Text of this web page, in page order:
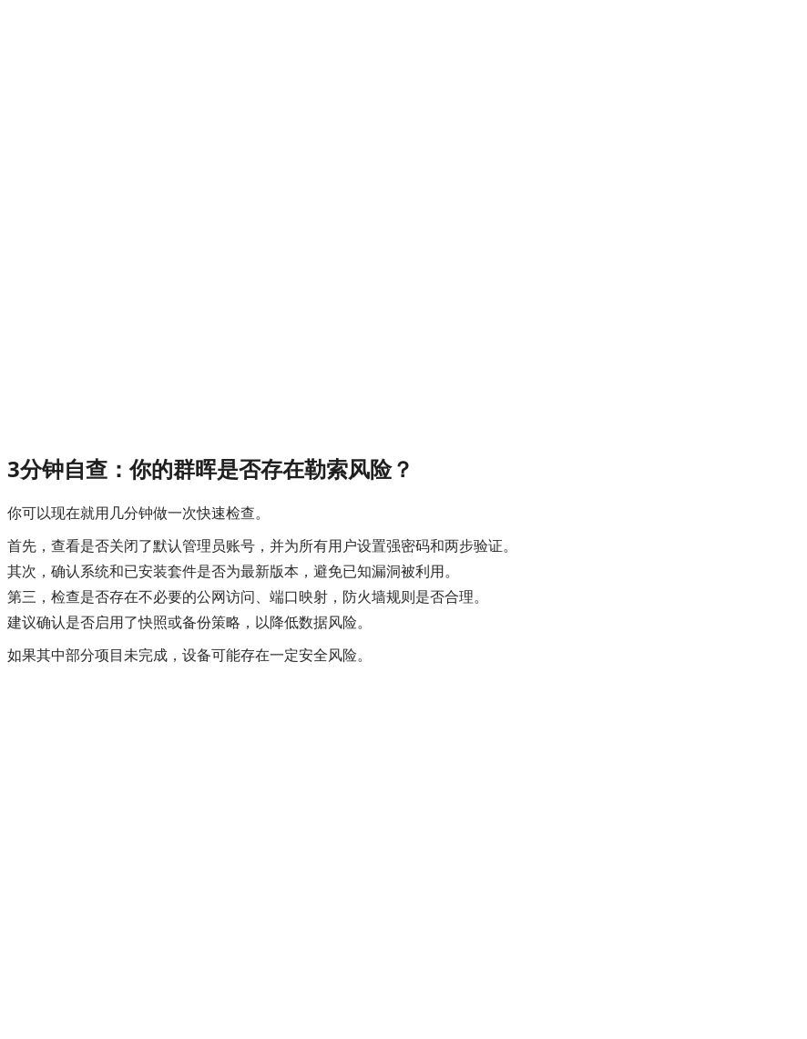
3分钟自查：你的群晖是否存在勒索风险？
你可以现在就用几分钟做一次快速检查。
首先，查看是否关闭了默认管理员账号，并为所有用户设置强密码和两步验证。
其次，确认系统和已安装套件是否为最新版本，避免已知漏洞被利用。
第三，检查是否存在不必要的公网访问、端口映射，防火墙规则是否合理。
建议确认是否启用了快照或备份策略，以降低数据风险。
如果其中部分项目未完成，设备可能存在一定安全风险。